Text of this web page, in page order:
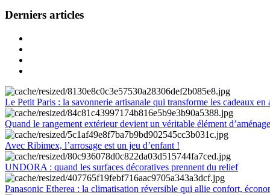
Derniers articles
Le Petit Paris : la savonnerie artisanale qui transforme les cadeaux en
Quand le rangement extérieur devient un véritable élément
Avec Ribimex, l’arrosage est un jeu d’enfant !
UNDORA : quand les surfaces décoratives prennent du relief
Panasonic Etherea : la climatisation réversible qui allie confort,